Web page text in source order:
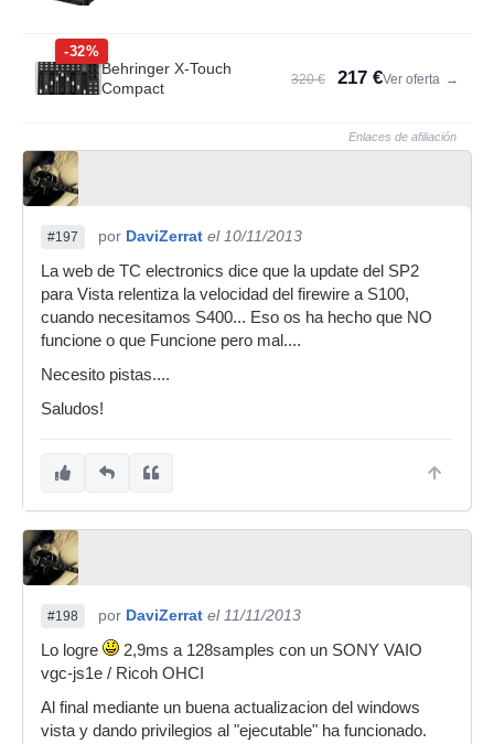
-32%
Behringer X-Touch
Compact
320 € 217 €Ver oferta →
Enlaces de afiliación
#197 por DaviZerrat el 10/11/2013
La web de TC electronics dice que la update del SP2
para Vista relentiza la velocidad del firewire a S100,
cuando necesitamos S400... Eso os ha hecho que NO
funcione o que Funcione pero mal....
Necesito pistas....
Saludos!
#198 por DaviZerrat el 11/11/2013
Lo logre
2,9ms a 128samples con un SONY VAIO
vgc-js1e / Ricoh OHCI
Al final mediante un buena actualizacion del windows
vista y dando privilegios al "ejecutable" ha funcionado.